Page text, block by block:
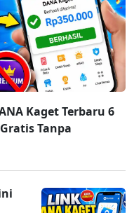
Kaget Terbaru 6
Tanpa